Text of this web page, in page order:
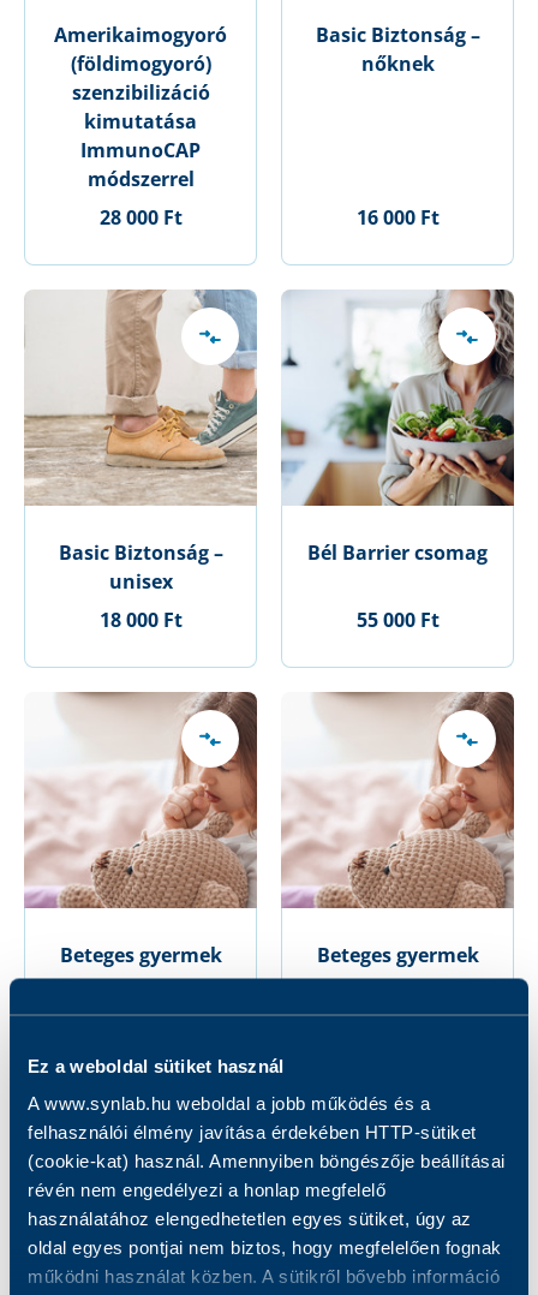
Ez a weboldal sütiket használ
A www.synlab.hu weboldal a jobb működés és a
felhasználói élmény javítása érdekében HTTP-sütiket
(cookie-kat) használ. Amennyiben böngészője beállításai
révén nem engedélyezi a honlap megfelelő
használatához elengedhetetlen egyes sütiket, úgy az
oldal egyes pontjai nem biztos, hogy megfelelően fognak
működni használat közben. A sütikről bővebb információ
Amerikaimogyoró
(földimogyoró)
szenzibilizáció
kimutatása
ImmunoCAP
módszerrel
28 000 Ft
Basic Biztonság –
nőknek
16 000 Ft
Basic Biztonság –
unisex
18 000 Ft
Bél Barrier csomag
55 000 Ft
Beteges gyermek
csomag
23 000 Ft
Beteges gyermek
csomag
gyermekorvosi